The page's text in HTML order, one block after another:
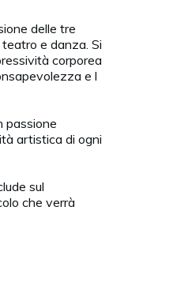
delle tre
e danza. Si
corporea
e l
passione
artistica di ogni
sul
che verrà